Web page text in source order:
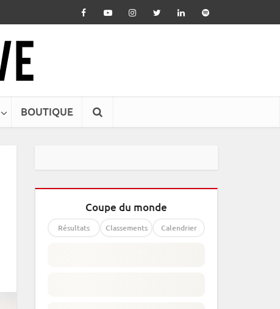
BOUTIQUE
Coupe du monde
Résultats Classements Calendrier